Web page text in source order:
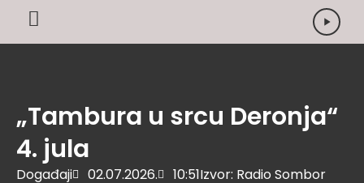
„Tambura u srcu Deronja“
4. jula
Događaji 02.07.2026. 10:51Izvor: Radio Sombor